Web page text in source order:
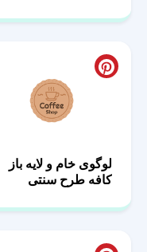
لوگوی خام و لایه باز
کافه طرح سنتی